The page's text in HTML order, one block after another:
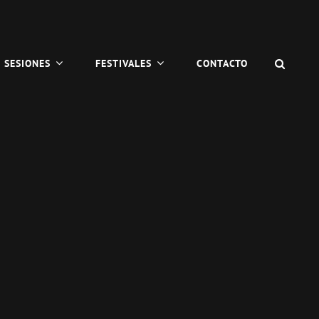
SESIONES FESTIVALES CONTACTO